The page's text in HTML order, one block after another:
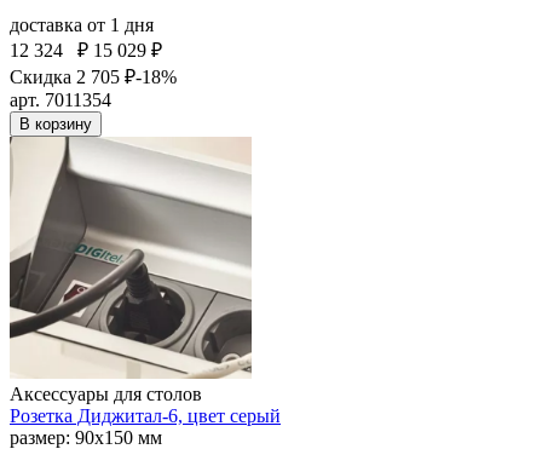
доставка от 1 дня
12 324
₽ 15 029 ₽
Скидка 2 705 ₽-18%
арт. 7011354
В корзину
Аксессуары для столов
Розетка Диджитал-6, цвет серый
размер: 90х150 мм